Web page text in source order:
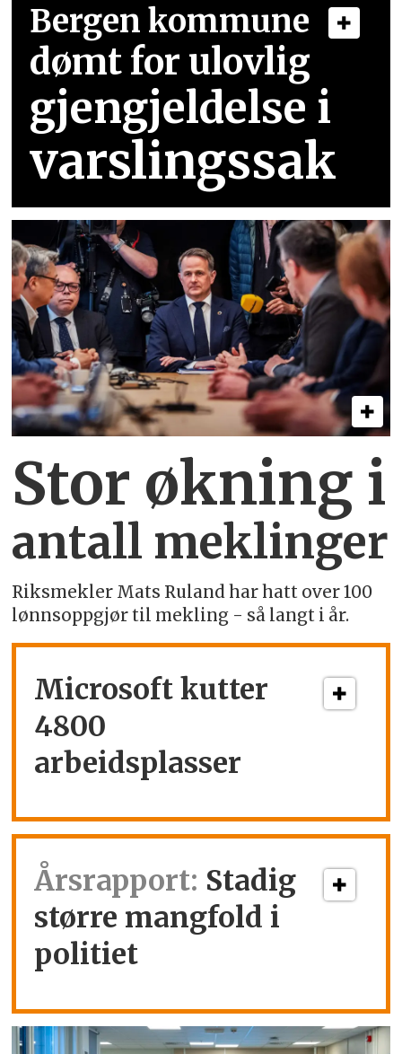
Bergen kommune
dømt for ulovlig
gjengjeldelse i
varslingssak
Stor økning i
antall meklinger
Riksmekler Mats Ruland har hatt over 100
lønnsoppgjør til mekling - så langt i år.
Microsoft kutter
4800
arbeidsplasser
Årsrapport: Stadig
større mangfold i
politiet